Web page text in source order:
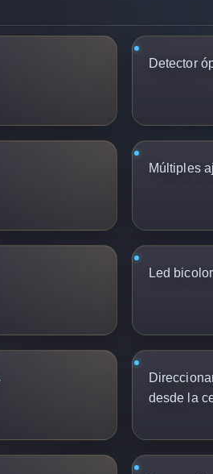
Detector
Múltiples
Led
desde la